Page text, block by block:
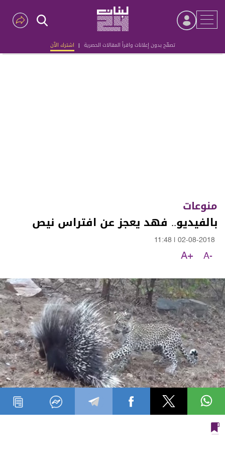
تصفّح بدون إعلانات واقرأ المقالات الحصرية | اشترك الآن
Advertisement
منوعات
بالفيديو.. فهد يعجز عن افتراس نيص
02-08-2018
11:48
A-
A+